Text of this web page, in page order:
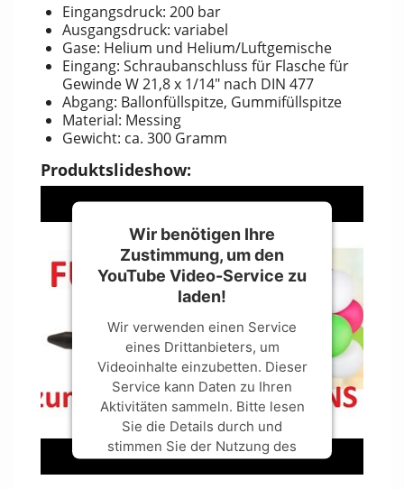
Eingangsdruck: 200 bar
Ausgangsdruck: variabel
Gase: Helium und Helium/Luftgemische
Eingang: Schraubanschluss für Flasche für
Gewinde W 21,8 x 1/14" nach DIN 477
Abgang: Ballonfüllspitze, Gummifüllspitze
Material: Messing
Gewicht: ca. 300 Gramm
Produktslideshow:
Wir benötigen Ihre
Zustimmung, um den
YouTube Video-Service zu
laden!
Wir verwenden einen Service
eines Drittanbieters, um
Videoinhalte einzubetten. Dieser
Service kann Daten zu Ihren
Aktivitäten sammeln. Bitte lesen
Sie die Details durch und
stimmen Sie der Nutzung des